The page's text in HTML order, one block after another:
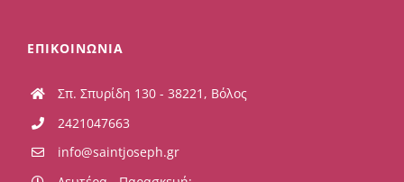
ΕΠΙΚΟΙΝΩΝΙΑ
Σπ. Σπυρίδη 130 - 38221, Βόλος
2421047663
info@saintjoseph.gr